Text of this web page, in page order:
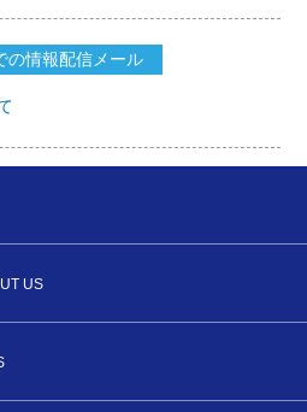
の情報配信メール
US